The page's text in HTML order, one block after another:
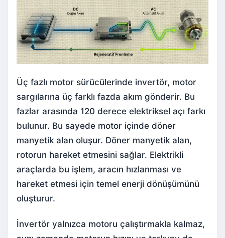
Üç fazlı motor sürücülerinde invertör, motor
sargılarına üç farklı fazda akım gönderir. Bu
fazlar arasında 120 derece elektriksel açı farkı
bulunur. Bu sayede motor içinde döner
manyetik alan oluşur. Döner manyetik alan,
rotorun hareket etmesini sağlar. Elektrikli
araçlarda bu işlem, aracın hızlanması ve
hareket etmesi için temel enerji dönüşümünü
oluşturur.
İnvertör yalnızca motoru çalıştırmakla kalmaz,